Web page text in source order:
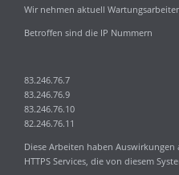
8.2rc7
Wir nehmen aktuell
Betroffen sind die IP Nummern
83.246.76.7
83.246.76.9
83.246.76.10
82.246.76.11
Diese Arbeiten haben
HTTPS Services, die von diesem